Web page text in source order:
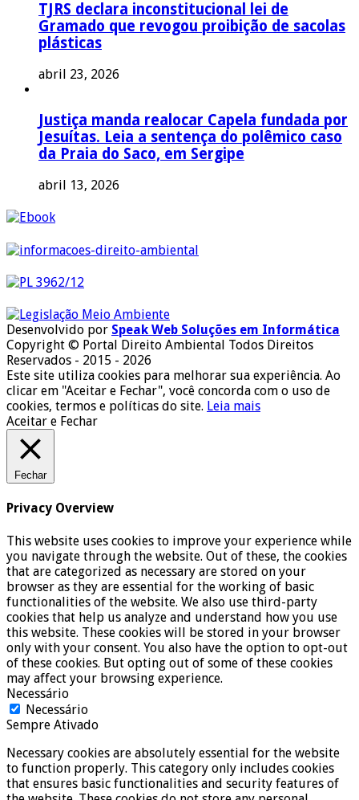
TJRS declara inconstitucional lei de
Gramado que revogou proibição de sacolas
plásticas
abril 23, 2026
Justiça manda realocar Capela fundada por
Jesuítas. Leia a sentença do polêmico caso
da Praia do Saco, em Sergipe
abril 13, 2026
Desenvolvido por Speak Web Soluções em Informática
Copyright © Portal Direito Ambiental Todos Direitos
Reservados - 2015 - 2026
Este site utiliza cookies para melhorar sua experiência. Ao
clicar em "Aceitar e Fechar", você concorda com o uso de
cookies, termos e políticas do site. Leia mais
Aceitar e Fechar
Fechar
Privacy Overview
This website uses cookies to improve your experience while
you navigate through the website. Out of these, the cookies
that are categorized as necessary are stored on your
browser as they are essential for the working of basic
functionalities of the website. We also use third-party
cookies that help us analyze and understand how you use
this website. These cookies will be stored in your browser
only with your consent. You also have the option to opt-out
of these cookies. But opting out of some of these cookies
may affect your browsing experience.
Necessário
Necessário
Sempre Ativado
Necessary cookies are absolutely essential for the website
to function properly. This category only includes cookies
that ensures basic functionalities and security features of